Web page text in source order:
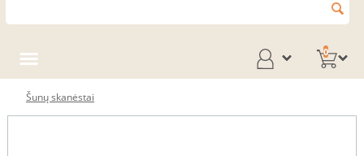
0
Šunų skanėstai